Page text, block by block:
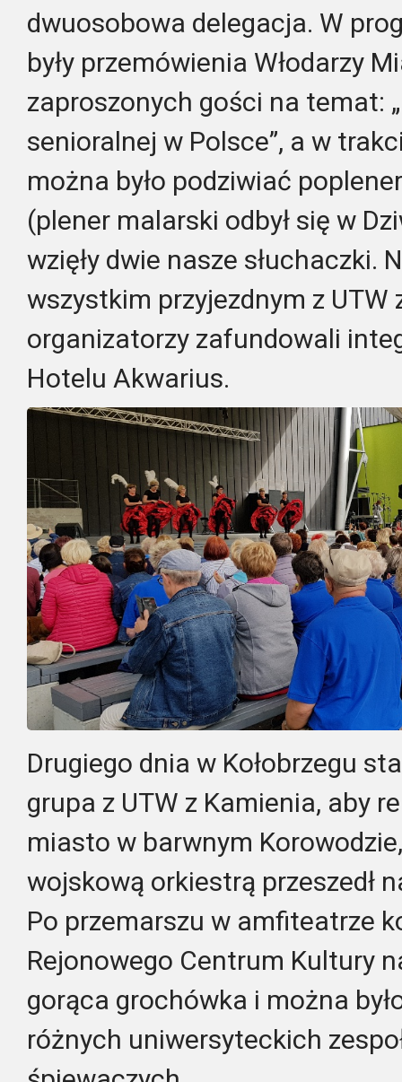
dwuosobowa delegacja. W
były przemówienia Włodarzy
zaproszonych gości na temat:
senioralnej w Polsce”, a w
można było podziwiać
(plener malarski odbył się w
wzięły dwie nasze słuchaczki.
wszystkim przyjezdnym z UTW
organizatorzy zafundowali
Hotelu Akwarius.
Drugiego dnia w Kołobrzegu
grupa z UTW z Kamienia, aby
miasto w barwnym
wojskową orkiestrą przeszedł
Po przemarszu w amfiteatrze
Rejonowego Centrum Kultury
gorąca grochówka i można
różnych uniwersyteckich